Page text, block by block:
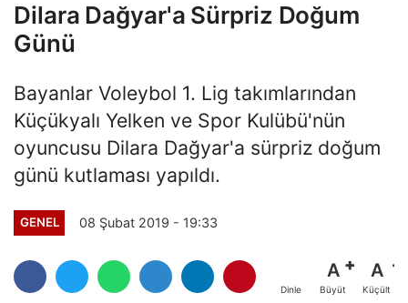
Dilara Dağyar'a Sürpriz Doğum
Günü
Bayanlar Voleybol 1. Lig takımlarından
Küçükyalı Yelken ve Spor Kulübü'nün
oyuncusu Dilara Dağyar'a sürpriz doğum
günü kutlaması yapıldı.
GENEL 08 Şubat 2019 - 19:33
Dinle
A
Büyüt
A
Küçült